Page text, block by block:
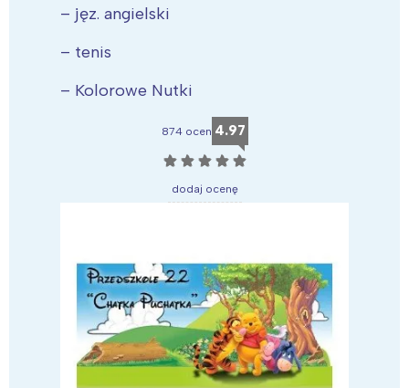
– jęz. angielski
– tenis
– Kolorowe Nutki
874 ocen 4.97
☆ ☆ ☆ ☆ ☆
dodaj ocenę